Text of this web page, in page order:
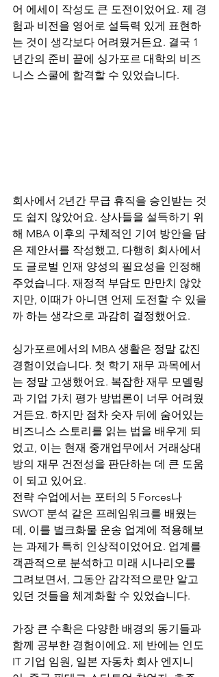
어 에세이 작성도 큰 도전이었어요. 제 경
험과 비전을 영어로 설득력 있게 표현하
는 것이 생각보다 어려웠거든요. 결국 1
년간의 준비 끝에 싱가포르 대학의 비즈
니스 스쿨에 합격할 수 있었습니다.
회사에서 2년간 무급 휴직을 승인받는 것
도 쉽지 않았어요. 상사들을 설득하기 위
해 MBA 이후의 구체적인 기여 방안을 담
은 제안서를 작성했고, 다행히 회사에서
도 글로벌 인재 양성의 필요성을 인정해
주었습니다. 재정적 부담도 만만치 않았
지만, 이때가 아니면 언제 도전할 수 있을
까 하는 생각으로 과감히 결정했어요.
싱가포르에서의 MBA 생활은 정말 값진
경험이었습니다. 첫 학기 재무 과목에서
는 정말 고생했어요. 복잡한 재무 모델링
과 기업 가치 평가 방법론이 너무 어려웠
거든요. 하지만 점차 숫자 뒤에 숨어있는
비즈니스 스토리를 읽는 법을 배우게 되
었고, 이는 현재 중개업무에서 거래상대
방의 재무 건전성을 판단하는 데 큰 도움
이 되고 있어요.
전략 수업에서는 포터의 5 Forces나
SWOT 분석 같은 프레임워크를 배웠는
데, 이를 벌크화물 운송 업계에 적용해보
는 과제가 특히 인상적이었어요. 업계를
객관적으로 분석하고 미래 시나리오를
그려보면서, 그동안 감각적으로만 알고
있던 것들을 체계화할 수 있었습니다.
가장 큰 수확은 다양한 배경의 동기들과
함께 공부한 경험이에요. 제 반에는 인도
IT 기업 임원, 일본 자동차 회사 엔지니